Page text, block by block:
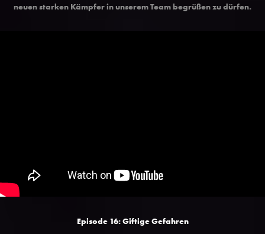
neuen starken Kämpfer in unserem Team begrüßen zu dürfen.
Episode 16: Giftige Gefahren